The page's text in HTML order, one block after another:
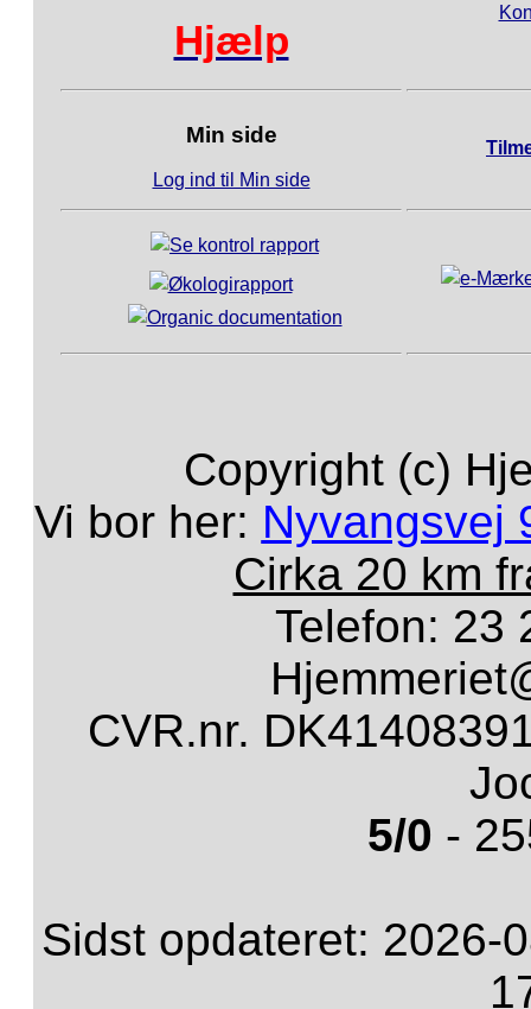
Hjælp
Min side
Log ind til Min side
Copyright (c)
Vi bor her: Nyvangsvej
Cirka 20 km
Telefon: 23
CVR.nr.
5/0 -
Sidst opdateret: 2026-